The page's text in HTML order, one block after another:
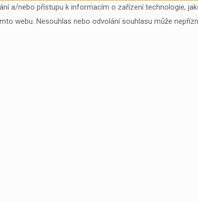
a/nebo přístupu k informacím o zařízení technologie,
webu. Nesouhlas nebo odvolání souhlasu může